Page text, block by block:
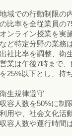
域での行動制限の
比率を全従業員の
ンライン授業を実
ど特定分野の業務
社比率を調整、衛
業は午後7時まで
25%以下とし、持
生規律遵守
容人数を50%に制
用や、社会文化活
容人数や運行時間